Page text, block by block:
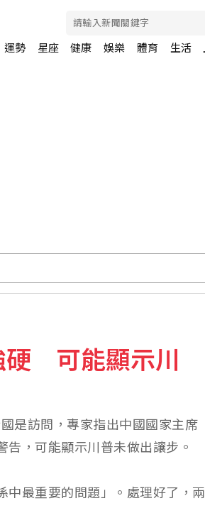
運勢 星座 健康 娛樂 體育 生活
助
礦物
硬 可能顯示川
是訪問，專家指出中國國家主席
，可能顯示川普未做出讓步。
中最重要的問題」。處理好了，兩